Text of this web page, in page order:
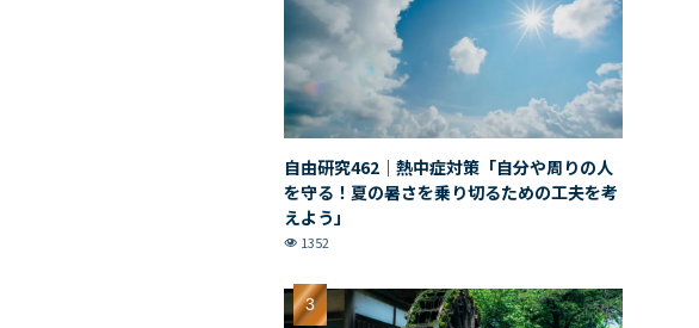
自由研究462｜熱中症対策「自分や周りの人
を守る！夏の暑さを乗り切るための工夫を考
えよう」
1352